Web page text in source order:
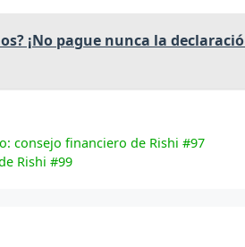
¡No pague nunca la
consejo financiero de Rishi #97
Rishi #99